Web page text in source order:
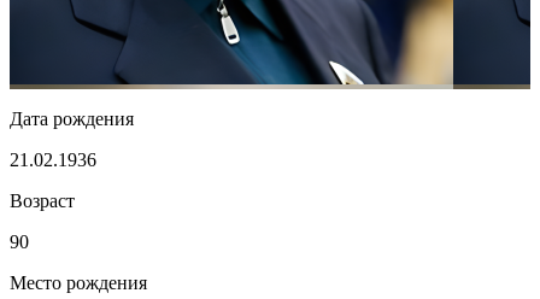
Дата рождения
21.02.1936
Возраст
90
Место рождения